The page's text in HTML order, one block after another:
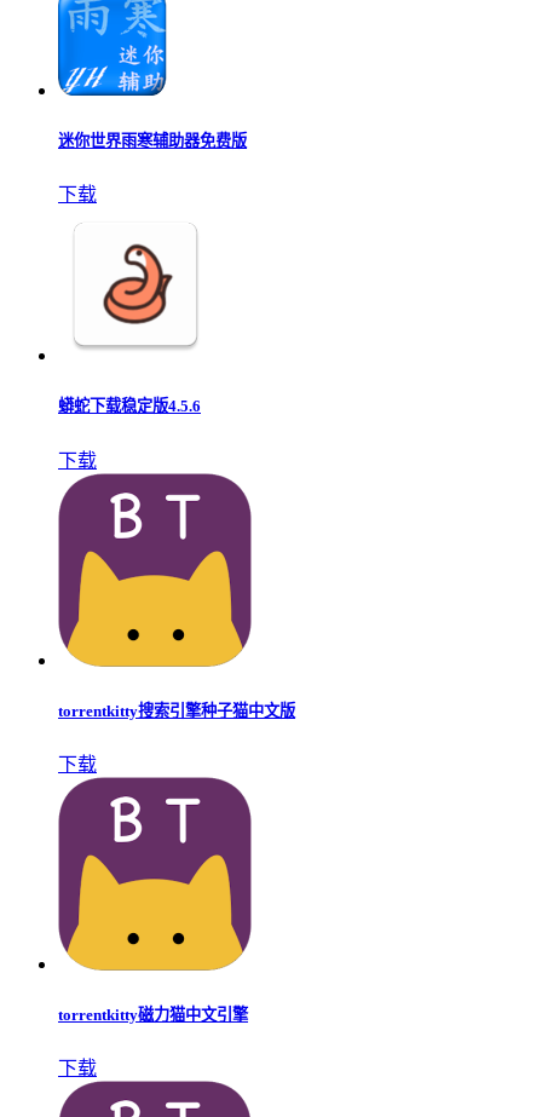
迷你世界雨寒辅助器免费版
下载
蟒蛇下载稳定版4.5.6
下载
torrentkitty搜索引擎种子猫中文版
下载
torrentkitty磁力猫中文引擎
下载